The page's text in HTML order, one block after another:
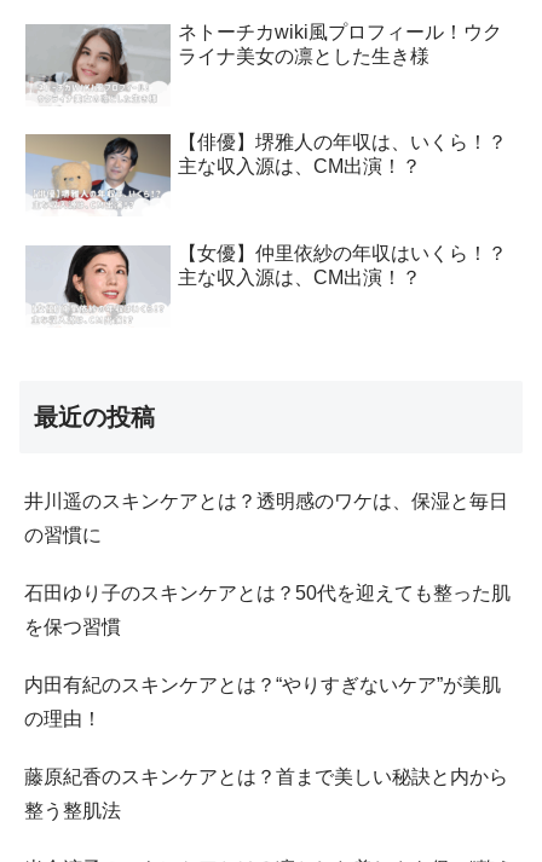
ネトーチカwiki風プロフィール！ウク
ライナ美女の凛とした生き様
【俳優】堺雅人の年収は、いくら！？
主な収入源は、CM出演！？
【女優】仲里依紗の年収はいくら！？
主な収入源は、CM出演！？
最近の投稿
井川遥のスキンケアとは？透明感のワケは、保湿と毎日
の習慣に
石田ゆり子のスキンケアとは？50代を迎えても整った肌
を保つ習慣
内田有紀のスキンケアとは？“やりすぎないケア”が美肌
の理由！
藤原紀香のスキンケアとは？首まで美しい秘訣と内から
整う整肌法